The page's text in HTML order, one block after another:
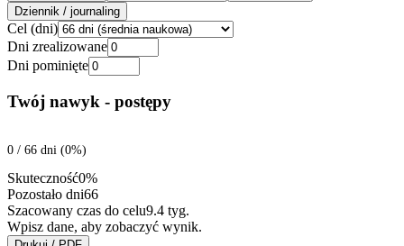
Dziennik / journaling
Cel (dni)
Dni zrealizowane
Dni pominięte
Twój nawyk - postępy
0 / 66 dni (0%)
Skuteczność0%
Pozostało dni66
Szacowany czas do celu9.4 tyg.
Wpisz dane, aby zobaczyć wynik.